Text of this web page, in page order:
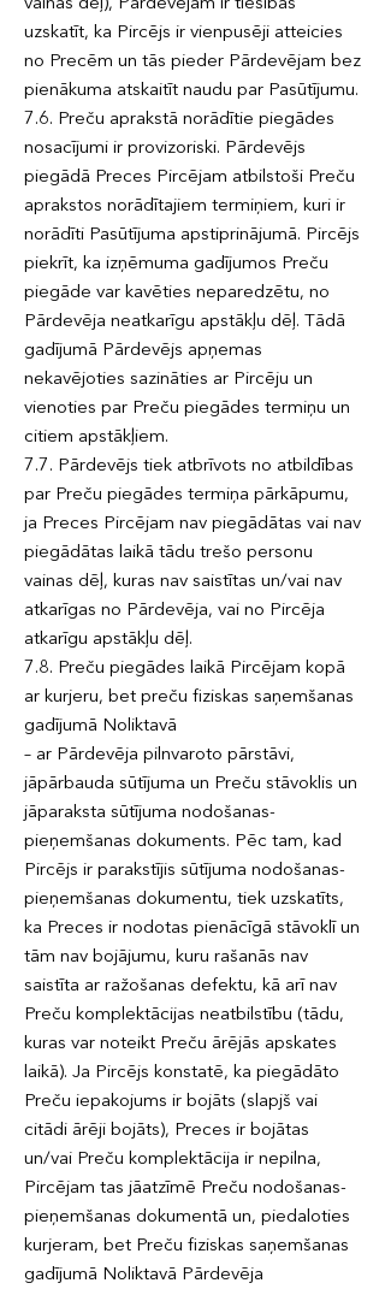
uzskatīt, ka Pircējs ir vienpusēji atteicies
no Precēm un tās pieder Pārdevējam bez
pienākuma atskaitīt naudu par Pasūtījumu.
7.6. Preču aprakstā norādītie piegādes
nosacījumi ir provizoriski. Pārdevējs
piegādā Preces Pircējam atbilstoši Preču
aprakstos norādītajiem termiņiem, kuri ir
norādīti Pasūtījuma apstiprinājumā. Pircējs
piekrīt, ka izņēmuma gadījumos Preču
piegāde var kavēties neparedzētu, no
Pārdevēja neatkarīgu apstākļu dēļ. Tādā
gadījumā Pārdevējs apņemas
nekavējoties sazināties ar Pircēju un
vienoties par Preču piegādes termiņu un
citiem apstākļiem.
7.7. Pārdevējs tiek atbrīvots no atbildības
par Preču piegādes termiņa pārkāpumu,
ja Preces Pircējam nav piegādātas vai nav
piegādātas laikā tādu trešo personu
vainas dēļ, kuras nav saistītas un/vai nav
atkarīgas no Pārdevēja, vai no Pircēja
atkarīgu apstākļu dēļ.
7.8. Preču piegādes laikā Pircējam kopā
ar kurjeru, bet preču fiziskas saņemšanas
gadījumā Noliktavā
– ar Pārdevēja pilnvaroto pārstāvi,
jāpārbauda sūtījuma un Preču stāvoklis un
jāparaksta sūtījuma nodošanas-
pieņemšanas dokuments. Pēc tam, kad
Pircējs ir parakstījis sūtījuma nodošanas-
pieņemšanas dokumentu, tiek uzskatīts,
ka Preces ir nodotas pienācīgā stāvoklī un
tām nav bojājumu, kuru rašanās nav
saistīta ar ražošanas defektu, kā arī nav
Preču komplektācijas neatbilstību (tādu,
kuras var noteikt Preču ārējās apskates
laikā). Ja Pircējs konstatē, ka piegādāto
Preču iepakojums ir bojāts (slapjš vai
citādi ārēji bojāts), Preces ir bojātas
un/vai Preču komplektācija ir nepilna,
Pircējam tas jāatzīmē Preču nodošanas-
pieņemšanas dokumentā un, piedaloties
kurjeram, bet Preču fiziskas saņemšanas
gadījumā Noliktavā Pārdevēja